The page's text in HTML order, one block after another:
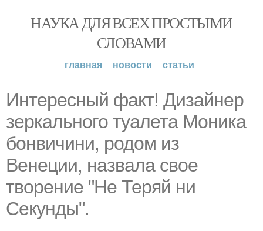
НАУКА ДЛЯ ВСЕХ ПРОСТЫМИ
СЛОВАМИ
главная новости статьи
Интересный факт! Дизайнер
зеркального туалета Моника
бонвичини, родом из
Венеции, назвала свое
творение "Не Теряй ни
Секунды".